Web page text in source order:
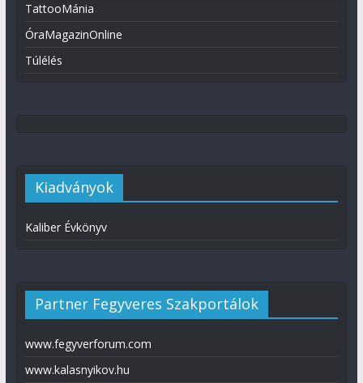
TattooMánia
ÓraMagazinOnline
Túlélés
Kiadványok
Kaliber Évkönyv
Partner Fegyveres Szakportálok
www.fegyverforum.com
www.kalasnyikov.hu